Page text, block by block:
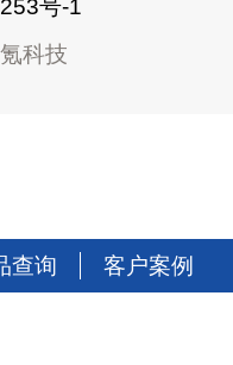
号-1
科技
查询 客户案例